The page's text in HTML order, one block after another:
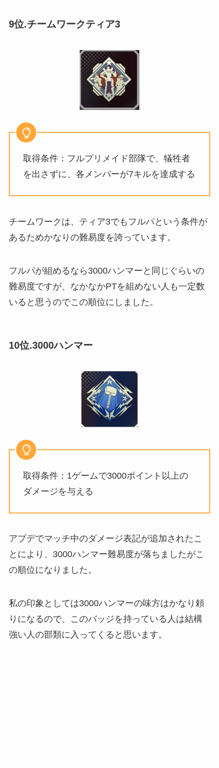
9位.チームワークティア3
取得条件：フルプリメイド部隊で、犠牲者
を出さずに、各メンバーが7キルを達成する
チームワークは、ティア3でもフルパという条件が
あるためかなりの難易度を誇っています。
フルパが組めるなら3000ハンマーと同じぐらいの
難易度ですが、なかなかPTを組めない人も一定数
いると思うのでこの順位にしました。
10位.3000ハンマー
取得条件：1ゲームで3000ポイント以上の
ダメージを与える
アプデでマッチ中のダメージ表記が追加されたこ
とにより、3000ハンマー難易度が落ちましたがこ
の順位になりました。
私の印象としては3000ハンマーの味方はかなり頼
りになるので、このバッジを持っている人は結構
強い人の部類に入ってくると思います。